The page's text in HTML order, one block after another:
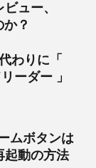
ュー、
？
わりに「
ーダー 」
ムボタンは
起動の方法